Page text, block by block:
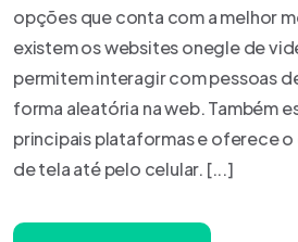
opções que conta com a melhor
existem os websites onegle de
permitem interagir com pessoas
forma aleatória na web. Também
principais plataformas e oferece
de tela até pelo celular. [...]